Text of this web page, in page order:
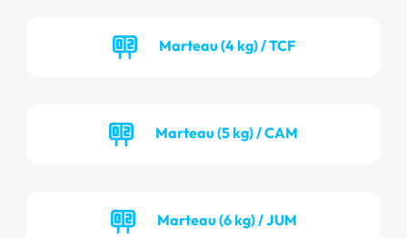
Marteau (4 kg) / TCF
Marteau (5 kg) / CAM
Marteau (6 kg) / JUM